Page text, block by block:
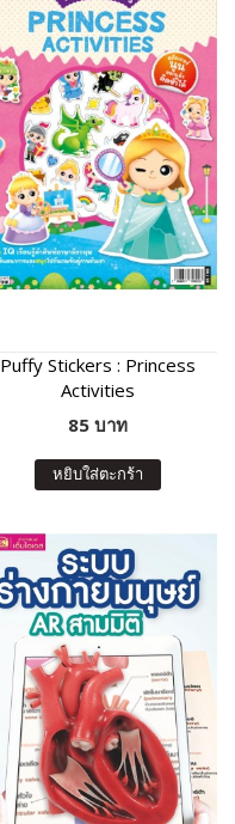
Puffy Stickers : Princess
Activities
85 บาท
หยิบใส่ตะกร้า